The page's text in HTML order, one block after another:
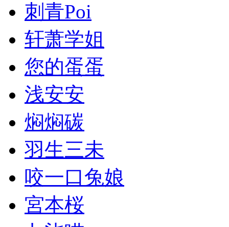
刺青Poi
轩萧学姐
您的蛋蛋
浅安安
焖焖碳
羽生三未
咬一口兔娘
宮本桜